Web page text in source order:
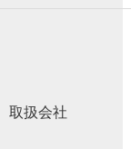
取扱会社